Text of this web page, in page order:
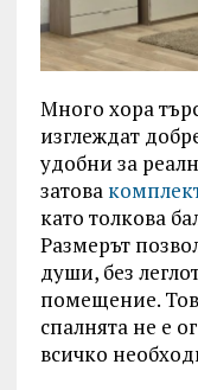
Много хора
изглеждат
удобни за
затова
като толкова
Размерът
души, без
помещение.
спалнята не е
всичко